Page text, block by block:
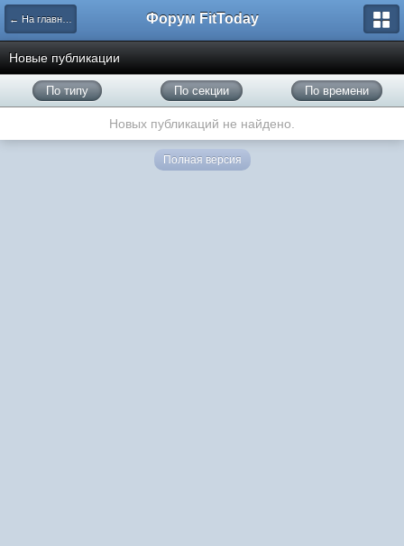
← На главную Форум FitToday
Новые публикации
По типу По секции По времени
Новых публикаций не найдено.
Полная версия